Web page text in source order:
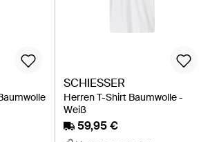
SCHIESSER
Herren T-Shirt Baumwolle -
Weiß
59,95 €